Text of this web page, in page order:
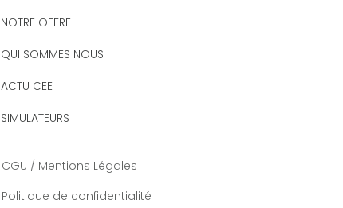
NOTRE OFFRE
QUI SOMMES NOUS
ACTU CEE
SIMULATEURS
Politique de confidentialité
CGU / Mentions Légales